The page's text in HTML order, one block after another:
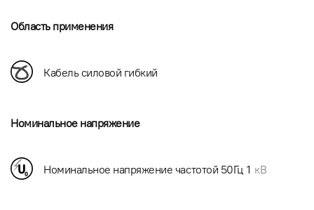
Область применения
Кабель силовой гибкий
Номинальное напряжение
Номинальное напряжение частотой 50Гц 1 кВ